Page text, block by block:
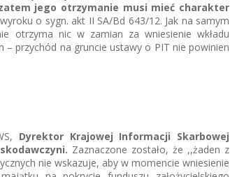
jego otrzymanie musi mieć charakter
o sygn. akt II SA/Bd 643/12. Jak na samym
otrzyma nic w zamian za wniesienie wkładu
przychód na gruncie ustawy o PIT nie powinien
Dyrektor Krajowej Informacji Skarbowej
Zaznaczone zostało, że ,,żaden z
nie wskazuje, aby w momencie wniesienie